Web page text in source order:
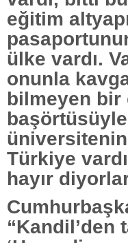
eğitim
ülke vardı.
onunla
bilmeyen bir
Türkiye
hayır